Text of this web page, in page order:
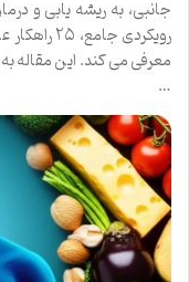
جانبی، به ریشه یابی و
رویکردی
معرفی می کند. این مقاله
…